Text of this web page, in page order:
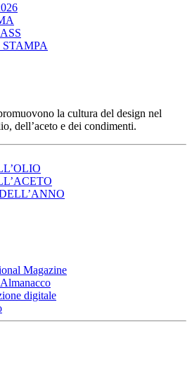
la cultura del design nel
dell’aceto e dei condimenti.
Magazine
digitale